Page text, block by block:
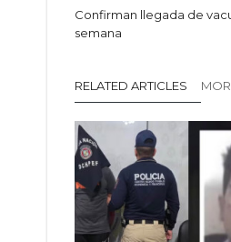
Confirman llegada de
semana
RELATED ARTICLES